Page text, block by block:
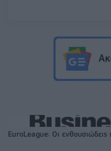
EuroLeague: Οι ενθουσιώδεις